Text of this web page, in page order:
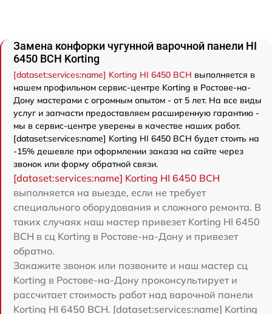
Замена конфорки чугунной варочной панели HI
6450 BCH Korting
[dataset:services:name] Korting HI 6450 BCH выполняется в
нашем профильном сервис-центре Korting в Ростове-на-
Дону мастерами с огромным опытом - от 5 лет. На все виды
услуг и запчасти предоставляем расширенную гарантию -
мы в сервис-центре уверены в качестве наших работ.
[dataset:services:name] Korting HI 6450 BCH будет стоить на
-15% дешевле при оформлении заказа на сайте через
звонок или форму обратной связи.
[dataset:services:name] Korting HI 6450 BCH
выполняется на выезде, если не требует
специального оборудования и сложного ремонта. В
таких случаях наш мастер привезет Korting HI 6450
BCH в сц Korting в Ростове-на-Дону и привезет
обратно.
Закажите звонок или позвоните и наш мастер сц
Korting в Ростове-на-Дону проконсультирует и
рассчитает стоимость работ над варочной панели
Korting HI 6450 BCH. [dataset:services:name] Korting